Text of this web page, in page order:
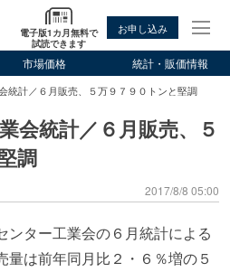
電子版1カ月無料で
試読できます
お申し込み
市場価格 統計・販価情報
統計／６月販売、５万９７９０トンと堅調
会統計／６月販売、５
調
2017/8/8 05:00
ター工業会の６月統計による
量は前年同月比２・６％増の５